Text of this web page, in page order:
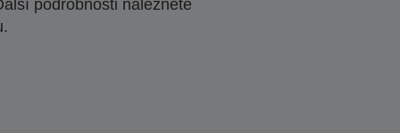
podrobnosti naleznete